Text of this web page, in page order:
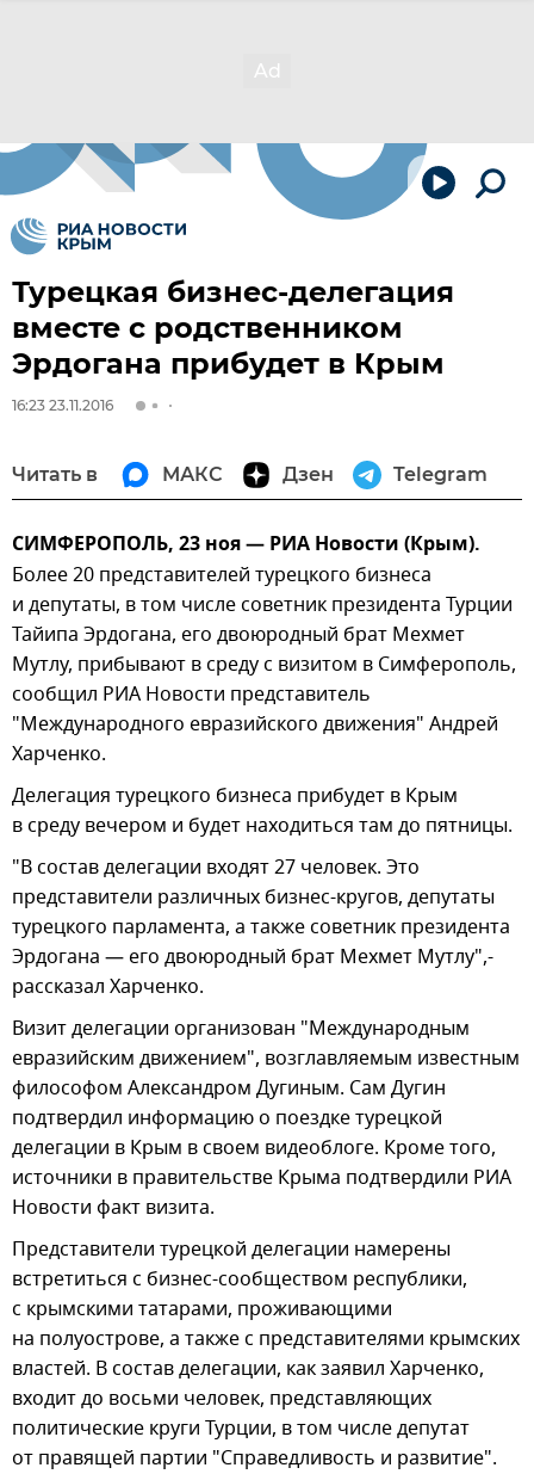
Турецкая бизнес-делегация
вместе с родственником
Эрдогана прибудет в Крым
16:23 23.11.2016
Читать в МАКС Дзен Telegram
СИМФЕРОПОЛЬ, 23 ноя — РИА Новости (Крым).
Более 20 представителей турецкого бизнеса
и депутаты, в том числе советник президента Турции
Тайипа Эрдогана, его двоюродный брат Мехмет
Мутлу, прибывают в среду с визитом в Симферополь,
сообщил РИА Новости представитель
"Международного евразийского движения" Андрей
Харченко.
Делегация турецкого бизнеса прибудет в Крым
в среду вечером и будет находиться там до пятницы.
"В состав делегации входят 27 человек. Это
представители различных бизнес-кругов, депутаты
турецкого парламента, а также советник президента
Эрдогана — его двоюродный брат Мехмет Мутлу",-
рассказал Харченко.
Визит делегации организован "Международным
евразийским движением", возглавляемым известным
философом Александром Дугиным. Сам Дугин
подтвердил информацию о поездке турецкой
делегации в Крым в своем видеоблоге. Кроме того,
источники в правительстве Крыма подтвердили РИА
Новости факт визита.
Представители турецкой делегации намерены
встретиться с бизнес-сообществом республики,
с крымскими татарами, проживающими
на полуострове, а также с представителями крымских
властей. В состав делегации, как заявил Харченко,
входит до восьми человек, представляющих
политические круги Турции, в том числе депутат
от правящей партии "Справедливость и развитие".